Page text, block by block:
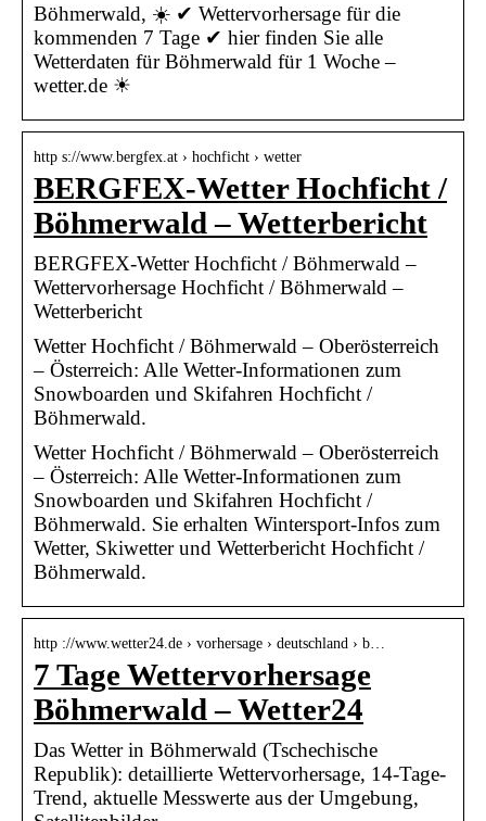
Böhmerwald, ☀️ ✔ Wettervorhersage für die
kommenden 7 Tage ✔ hier finden Sie alle
Wetterdaten für Böhmerwald für 1 Woche –
wetter.de ☀
http s://www.bergfex.at › hochficht › wetter
BERGFEX-Wetter Hochficht /
Böhmerwald – Wetterbericht
BERGFEX-Wetter Hochficht / Böhmerwald –
Wettervorhersage Hochficht / Böhmerwald –
Wetterbericht
Wetter Hochficht / Böhmerwald – Oberösterreich
– Österreich: Alle Wetter-Informationen zum
Snowboarden und Skifahren Hochficht /
Böhmerwald.
Wetter Hochficht / Böhmerwald – Oberösterreich
– Österreich: Alle Wetter-Informationen zum
Snowboarden und Skifahren Hochficht /
Böhmerwald. Sie erhalten Wintersport-Infos zum
Wetter, Skiwetter und Wetterbericht Hochficht /
Böhmerwald.
http ://www.wetter24.de › vorhersage › deutschland › b…
7 Tage Wettervorhersage
Böhmerwald – Wetter24
Das Wetter in Böhmerwald (Tschechische
Republik): detaillierte Wettervorhersage, 14-Tage-
Trend, aktuelle Messwerte aus der Umgebung,